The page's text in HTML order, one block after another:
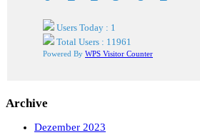
Users Today : 1
Total Users : 11961
Powered By WPS Visitor Counter
Archive
Dezember 2023